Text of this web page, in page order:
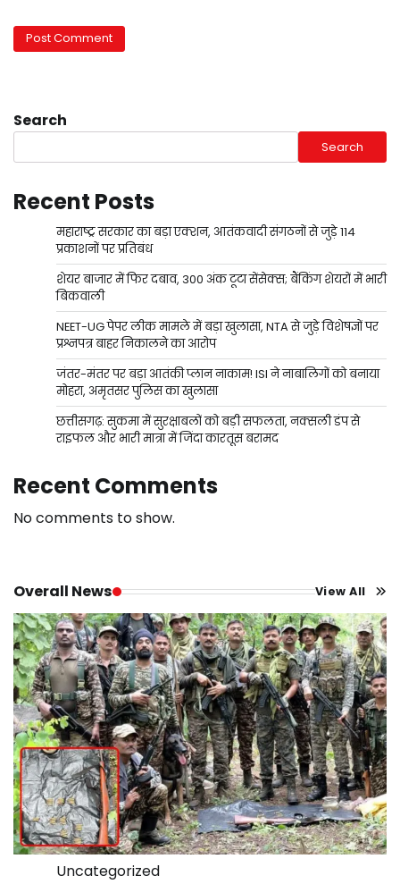
Search
Search
Recent Posts
महाराष्ट्र सरकार का बड़ा एक्शन, आतंकवादी संगठनों से जुड़े 114
प्रकाशनों पर प्रतिबंध
शेयर बाजार में फिर दबाव, 300 अंक टूटा सेंसेक्स; बैंकिंग शेयरों में भारी
बिकवाली
NEET-UG पेपर लीक मामले में बड़ा खुलासा, NTA से जुड़े विशेषज्ञों पर
प्रश्नपत्र बाहर निकालने का आरोप
जंतर-मंतर पर बड़ा आतंकी प्लान नाकाम! ISI ने नाबालिगों को बनाया
मोहरा, अमृतसर पुलिस का खुलासा
छत्तीसगढ़: सुकमा में सुरक्षाबलों को बड़ी सफलता, नक्सली डंप से
राइफल और भारी मात्रा में जिंदा कारतूस बरामद
Recent Comments
No comments to show.
Overall News View All
Uncategorized